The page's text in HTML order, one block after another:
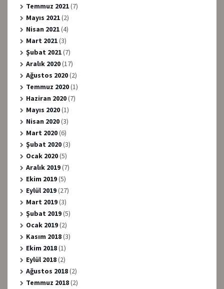
Temmuz 2021(7)
Mayıs 2021(2)
Nisan 2021(4)
Mart 2021(3)
Şubat 2021(7)
Aralık 2020(17)
Ağustos 2020(2)
Temmuz 2020(1)
Haziran 2020(7)
Mayıs 2020(1)
Nisan 2020(3)
Mart 2020(6)
Şubat 2020(3)
Ocak 2020(5)
Aralık 2019(7)
Ekim 2019(5)
Eylül 2019(27)
Mart 2019(3)
Şubat 2019(5)
Ocak 2019(2)
Kasım 2018(3)
Ekim 2018(1)
Eylül 2018(2)
Ağustos 2018(2)
Temmuz 2018(2)